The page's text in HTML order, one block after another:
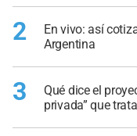
2
En vivo: así
Argentina
3
Qué dice el
privada” que